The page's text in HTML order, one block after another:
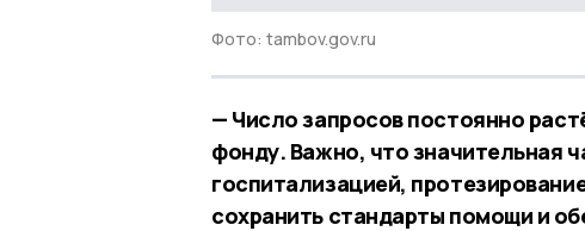
Фото: tambov.gov.ru
— Число запросов постоянно
фонду. Важно, что значительная
госпитализацией,
сохранить стандарты помощи и